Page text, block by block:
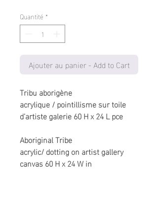
Quantité *
Ajouter au panier - Add to Cart
Tribu aborigène
acrylique / pointillisme sur toile
d’artiste galerie 60 H x 24 L pce
Aboriginal Tribe
acrylic/ dotting on artist gallery
canvas 60 H x 24 W in